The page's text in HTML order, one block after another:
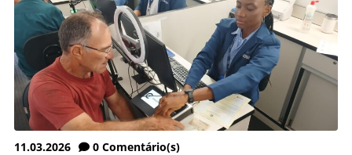
11.03.2026 0 Comentário(s)